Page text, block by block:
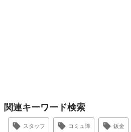
関連キーワード検索
スタッフ コミュ障 鈑金